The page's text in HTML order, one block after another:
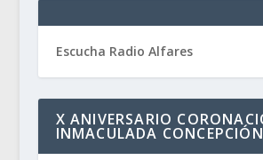
Escucha Radio Alfares
X ANIVERSARIO
INMACULADA CONCEPCIÓN